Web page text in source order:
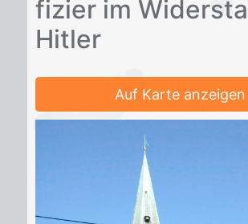
fi­zier im
Hit­ler
Auf Karte anzeigen